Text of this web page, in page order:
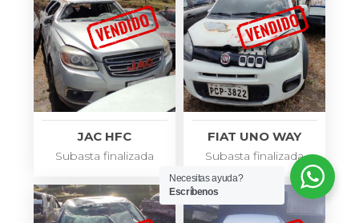
JAC HFC
Subasta finalizada
FIAT UNO WAY
Subasta finalizada
Necesitas ayuda?
Escríbenos